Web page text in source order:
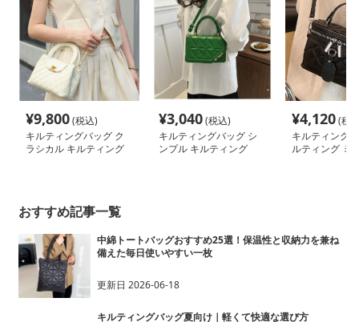
¥9,800(税込)
キルティングバッグ ク
ラシカル キルティング
¥3,040(税込)
キルティングバッグ シ
ンプル キルティング
¥4,120(税
キルティング
ルティング ミ
おすすめ記事一覧
中綿トートバッグおすすめ25選！保温性と収納力を兼ね
備えた毎日使いやすい一枚
更新日 2026-06-18
キルティングバッグ夏向け｜軽くて快適な選び方